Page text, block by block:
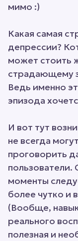
мимо :)
Какая самая
депрессии?
может стоить
страдающему
Ведь именно
эпизода
И вот тут
не всегда
проговорить
пользователи.
моменты
более чутко и
(Вообще,
реального
полезная и